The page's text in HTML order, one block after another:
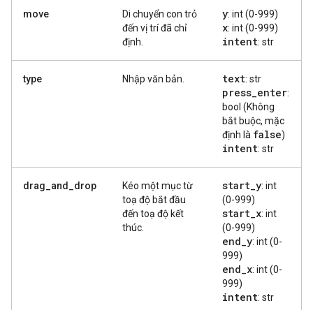
move
Di chuyển con trỏ
đến vị trí đã chỉ
định.
y: int (0-999)
x: int (0-999)
intent: str
type Nhập văn bản. text: str
press_enter:
bool (Không
bắt buộc, mặc
định là false)
intent: str
drag_and_drop
Kéo một mục từ
toạ độ bắt đầu
đến toạ độ kết
thúc.
start_y: int
(0-999)
start_x: int
(0-999)
end_y: int (0-
999)
end_x: int (0-
999)
intent: str